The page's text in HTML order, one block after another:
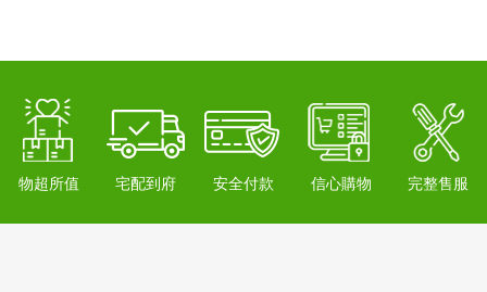
物超所值 宅配到府 安全付款 信心購物 完整售服